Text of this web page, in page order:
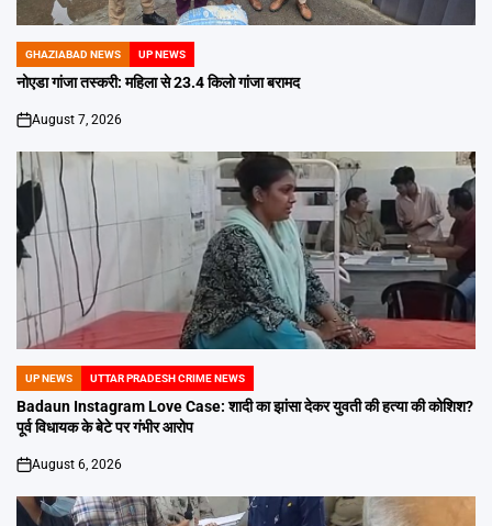
POSTED
IN
GHAZIABAD NEWS UP NEWS
नोएडा गांजा तस्करी: महिला से 23.4 किलो गांजा बरामद
on
August 7, 2026
POSTED
IN
UP NEWS UTTAR PRADESH CRIME NEWS
Badaun Instagram Love Case: शादी का झांसा देकर युवती की हत्या की कोशिश?
पूर्व विधायक के बेटे पर गंभीर आरोप
on
August 6, 2026